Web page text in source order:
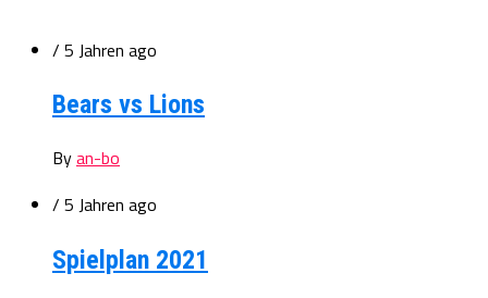
/ 5 Jahren ago
Bears vs Lions
Byan-bo
/ 5 Jahren ago
Spielplan 2021